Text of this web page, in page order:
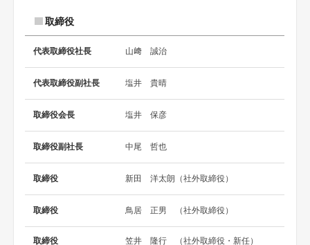
取締役
代表取締役社長 山﨑 誠治
代表取締役副社長 塩井 貴晴
取締役会長 塩井 保彦
取締役副社長 中尾 哲也
取締役 新田 洋太朗（社外取締役）
取締役 鳥居 正男 （社外取締役）
取締役 笠井 隆行 （社外取締役・新任）